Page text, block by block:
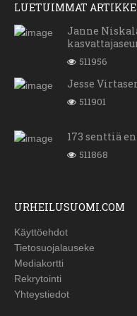
LUETUIMMAT
Janne
511956
Jesse
511901
173 senttiä
511868
URHEILUSUOMI.COM
Käyttöehdot
Tietosuojalauseke
Mediakortti
Rekrytointi
Yhteystiedot